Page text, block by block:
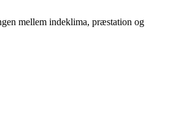
mellem indeklima, præstation og